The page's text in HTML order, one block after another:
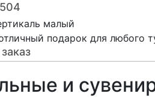
малый
подарок для любого
и